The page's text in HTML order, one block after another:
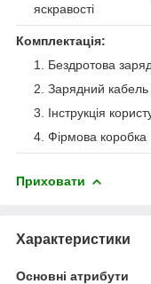
яскравості
Комплектація:
Бездротова
Зарядний
Інструкція
Фірмова коробка
Приховати
Характеристики
Основні атрибути